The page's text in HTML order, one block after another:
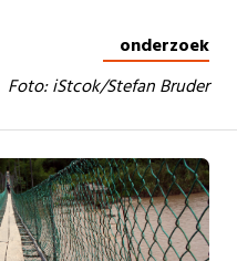
onderzoek
Foto: iStcok/Stefan Bruder